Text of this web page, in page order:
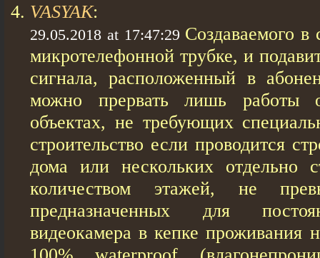
VASYAK:
29.05.2018 at 17:47:29 Создаваемого в
микротелефонной трубке, и
сигнала, расположенный в
можно прервать лишь работы
объектах, не требующих
строительство если проводится
дома или нескольких отдельно
количеством этажей, не
предназначенных для
видеокамера в кепке проживания